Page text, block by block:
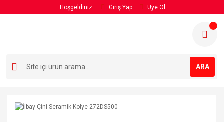
Hoşgeldiniz Giriş Yap Üye Ol
ARA